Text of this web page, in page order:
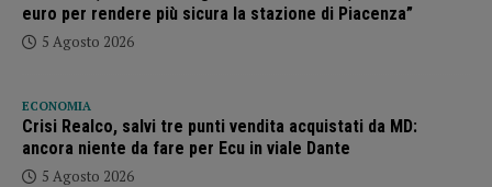
euro per rendere più sicura la stazione di Piacenza”
5 Agosto 2026
ECONOMIA
Crisi Realco, salvi tre punti vendita acquistati da MD:
ancora niente da fare per Ecu in viale Dante
5 Agosto 2026